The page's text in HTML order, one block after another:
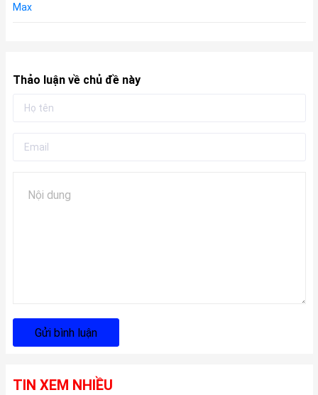
Max
Thảo luận về chủ đề này
Gửi bình luận
TIN XEM NHIỀU